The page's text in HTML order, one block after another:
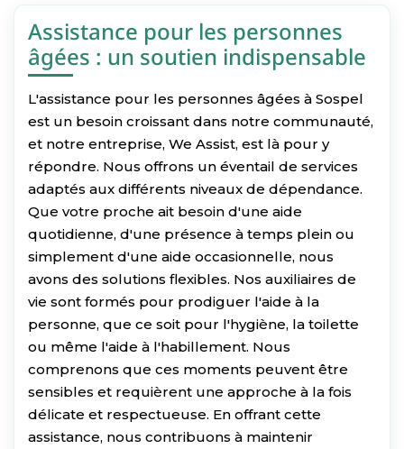
Assistance pour les personnes
âgées : un soutien indispensable
L'assistance pour les personnes âgées à Sospel
est un besoin croissant dans notre communauté,
et notre entreprise, We Assist, est là pour y
répondre. Nous offrons un éventail de services
adaptés aux différents niveaux de dépendance.
Que votre proche ait besoin d'une aide
quotidienne, d'une présence à temps plein ou
simplement d'une aide occasionnelle, nous
avons des solutions flexibles. Nos auxiliaires de
vie sont formés pour prodiguer l'aide à la
personne, que ce soit pour l'hygiène, la toilette
ou même l'aide à l'habillement. Nous
comprenons que ces moments peuvent être
sensibles et requièrent une approche à la fois
délicate et respectueuse. En offrant cette
assistance, nous contribuons à maintenir